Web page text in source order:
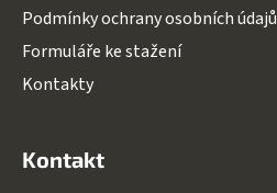
Podmínky ochrany osobních údajů
Formuláře ke stažení
Kontakty
Kontakt